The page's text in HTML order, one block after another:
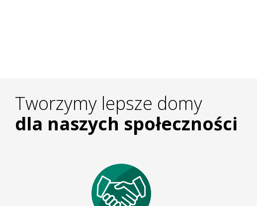
Tworzymy lepsze domy
dla naszych społeczności